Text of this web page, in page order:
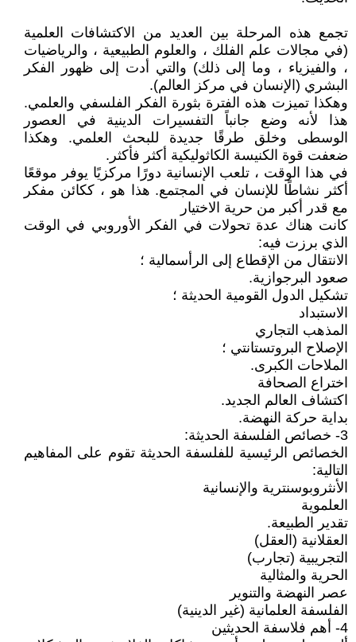
تجمع هذه المرحلة بين العديد من الاكتشافات العلمية
(في مجالات علم الفلك ، والعلوم الطبيعية ، والرياضيات
، والفيزياء ، وما إلى ذلك) والتي أدت إلى ظهور الفكر
البشري (الإنسان في مركز العالم).
وهكذا تميزت هذه الفترة بثورة الفكر الفلسفي والعلمي.
هذا لأنه وضع جانباً التفسيرات الدينية في العصور
الوسطى وخلق طرقًا جديدة للبحث العلمي. وهكذا
ضعفت قوة الكنيسة الكاثوليكية أكثر فأكثر.
في هذا الوقت ، تلعب الإنسانية دورًا مركزيًا يوفر موقعًا
أكثر نشاطًا للإنسان في المجتمع. هذا هو ، ككائن مفكر
مع قدر أكبر من حرية الاختيار
كانت هناك عدة تحولات في الفكر الأوروبي في الوقت
الذي برزت فيه:
الانتقال من الإقطاع إلى الرأسمالية ؛
صعود البرجوازية.
تشكيل الدول القومية الحديثة ؛
الاستبداد
المذهب التجاري
الإصلاح البروتستانتي ؛
الملاحات الكبرى.
اختراع الصحافة
اكتشاف العالم الجديد.
بداية حركة النهضة.
3- خصائص الفلسفة الحديثة:
الخصائص الرئيسية للفلسفة الحديثة تقوم على المفاهيم
التالية:
الأنثروبوسنترية والإنسانية
العلموية
تقدير الطبيعة.
العقلانية (العقل)
التجريبية (تجارب)
الحرية والمثالية
عصر النهضة والتنوير
الفلسفة العلمانية (غير الدينية)
4- أهم فلاسفة الحديثين